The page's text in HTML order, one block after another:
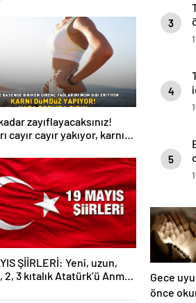
zayıflayacaksınız!
cayır cayır yakıyor, karnı
tarifi ve püf noktaları!
ŞİİRLERİ: Yeni, uzun,
2, 3 kıtalık Atatürk’ü Anma
3
4
5
Gece
önce